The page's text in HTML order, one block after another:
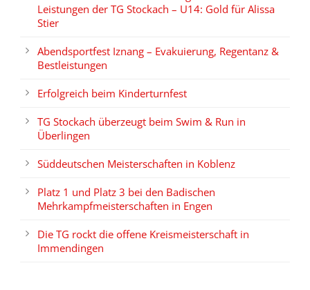
Leistungen der TG Stockach – U14: Gold für Alissa
Stier
Abendsportfest Iznang – Evakuierung, Regentanz &
Bestleistungen
Erfolgreich beim Kinderturnfest
TG Stockach überzeugt beim Swim & Run in
Überlingen
Süddeutschen Meisterschaften in Koblenz
Platz 1 und Platz 3 bei den Badischen
Mehrkampfmeisterschaften in Engen
Die TG rockt die offene Kreismeisterschaft in
Immendingen